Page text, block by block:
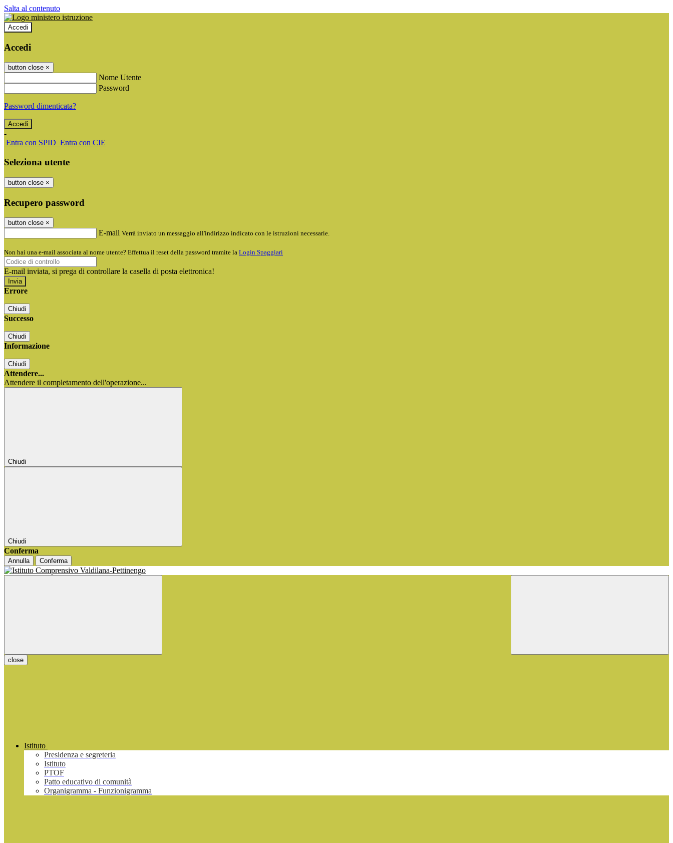
Salta al contenuto
Accedi
Accedi
button close ×
Nome Utente
Password
Password dimenticata?
-
Entra con SPID Entra con CIE
Seleziona utente
button close ×
Recupero password
button close ×
E-mail Verrà inviato un messaggio all'indirizzo indicato con le istruzioni necessarie.
Non hai una e-mail associata al nome utente? Effettua il reset della password tramite la Login Spaggiari
E-mail inviata, si prega di controllare la casella di posta elettronica!
Errore
Chiudi
Successo
Chiudi
Informazione
Chiudi
Attendere...
Attendere il completamento dell'operazione...
Chiudi
Chiudi
Conferma
Annulla Conferma
close
Istituto
Presidenza e segreteria
Istituto
PTOF
Patto educativo di comunità
Organigramma - Funzionigramma